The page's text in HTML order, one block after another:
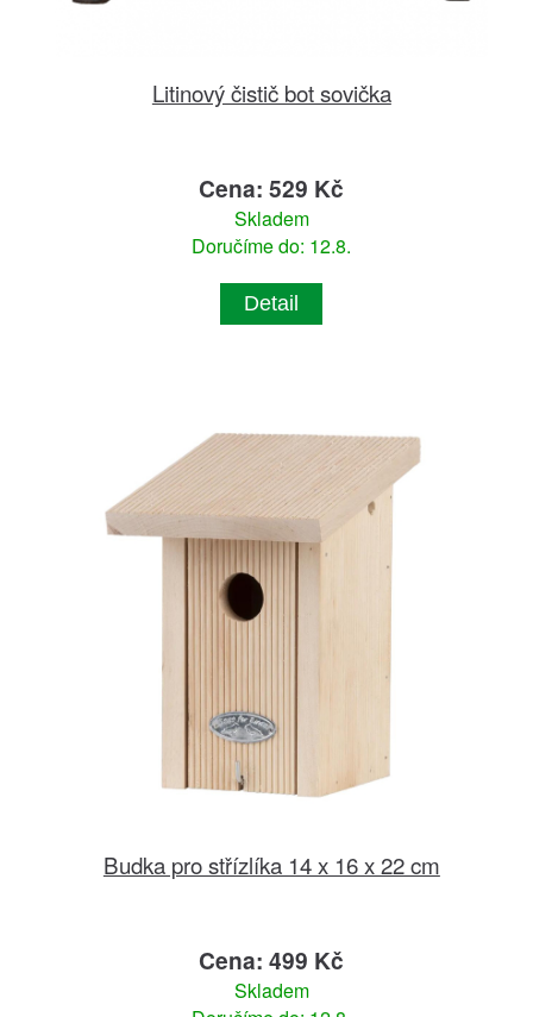
Litinový čistič bot sovička
Cena: 529 Kč
Skladem
Doručíme do: 12.8.
Detail
Budka pro střízlíka 14 x 16 x 22 cm
Cena: 499 Kč
Skladem